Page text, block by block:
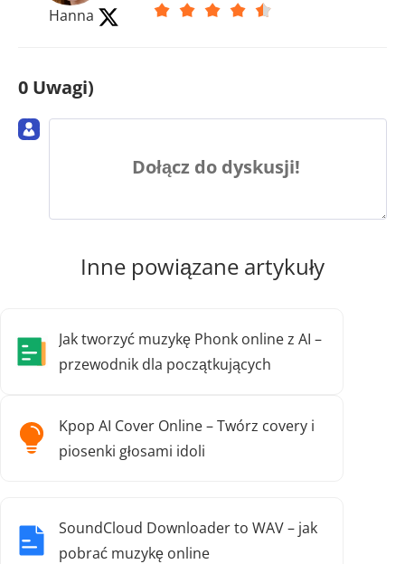
Hanna
0 Uwagi)
Dołącz do dyskusji!
Inne powiązane artykuły
Jak tworzyć muzykę Phonk online z AI –
przewodnik dla początkujących
Kpop AI Cover Online – Twórz covery i
piosenki głosami idoli
SoundCloud Downloader to WAV – jak
pobrać muzykę online